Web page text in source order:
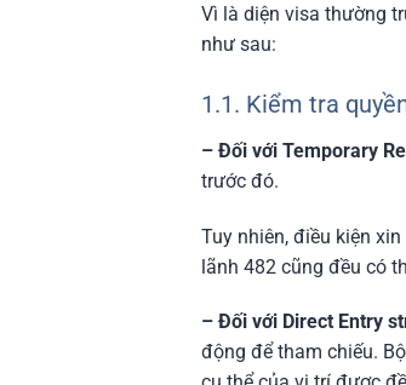
Vì là diện visa thường
như sau:
1.1. Kiểm tra
– Đối với Temporary
trước đó.
Tuy nhiên, điều kiện
lãnh 482 cũng đều có
– Đối với Direct Entry
động để tham chiếu.